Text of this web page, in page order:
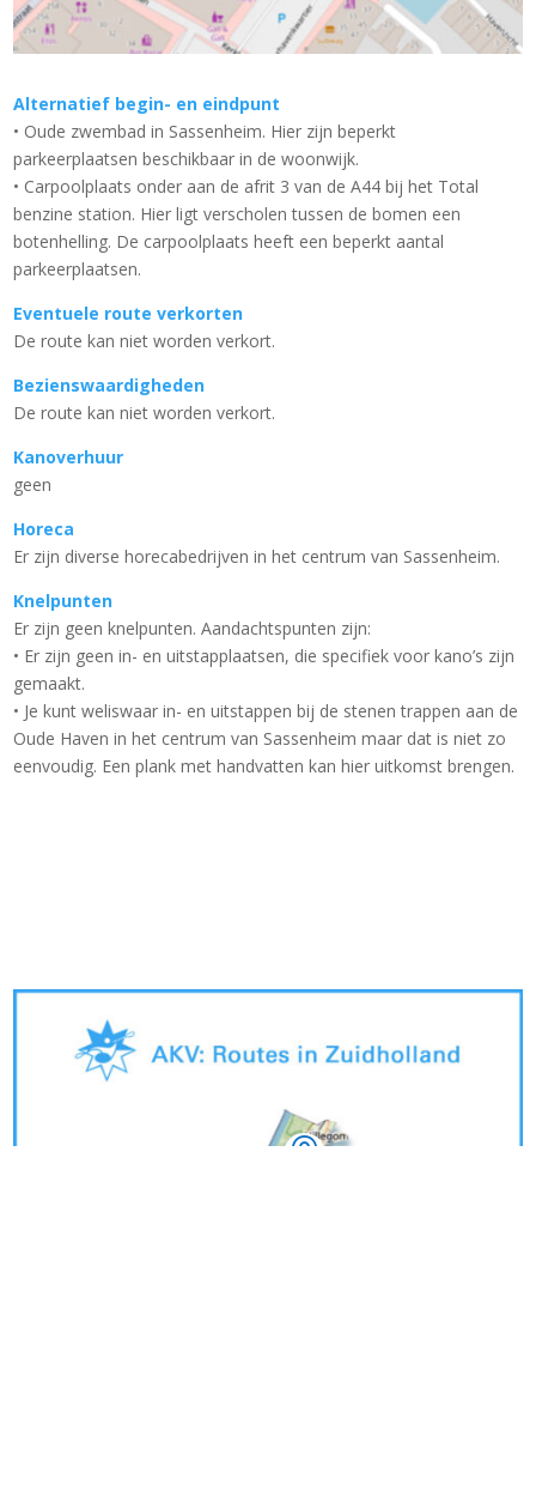
Alternatief begin- en eindpunt
• Oude zwembad in Sassenheim. Hier zijn beperkt
parkeerplaatsen beschikbaar in de woonwijk.
• Carpoolplaats onder aan de afrit 3 van de A44 bij het Total
benzine station. Hier ligt verscholen tussen de bomen een
botenhelling. De carpoolplaats heeft een beperkt aantal
parkeerplaatsen.
Eventuele route verkorten
De route kan niet worden verkort.
Bezienswaardigheden
De route kan niet worden verkort.
Kanoverhuur
geen
Horeca
Er zijn diverse horecabedrijven in het centrum van Sassenheim.
Knelpunten
Er zijn geen knelpunten. Aandachtspunten zijn:
• Er zijn geen in- en uitstapplaatsen, die specifiek voor kano’s zijn
gemaakt.
• Je kunt weliswaar in- en uitstappen bij de stenen trappen aan de
Oude Haven in het centrum van Sassenheim maar dat is niet zo
eenvoudig. Een plank met handvatten kan hier uitkomst brengen.
